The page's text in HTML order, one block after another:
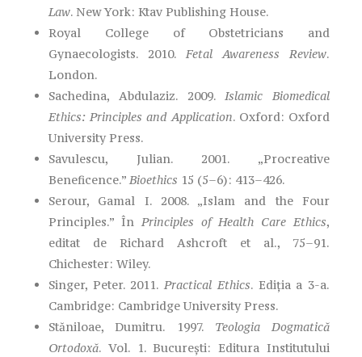
Law. New York: Ktav Publishing House.
Royal College of Obstetricians and
Gynaecologists. 2010. Fetal Awareness Review.
London.
Sachedina, Abdulaziz. 2009.Islamic Biomedical
Ethics: Principles and Application. Oxford: Oxford
University Press.
Savulescu, Julian. 2001. „Procreative
Beneficence.” Bioethics 15 (5–6): 413–426.
Serour, Gamal I. 2008. „Islam and the Four
Principles.” În Principles of Health Care Ethics,
editat de Richard Ashcroft et al., 75–91.
Chichester: Wiley.
Singer, Peter. 2011.Practical Ethics. Ediția a 3-a.
Cambridge: Cambridge University Press.
Stăniloae, Dumitru. 1997. Teologia Dogmatică
Ortodoxă. Vol. 1. București: Editura Institutului